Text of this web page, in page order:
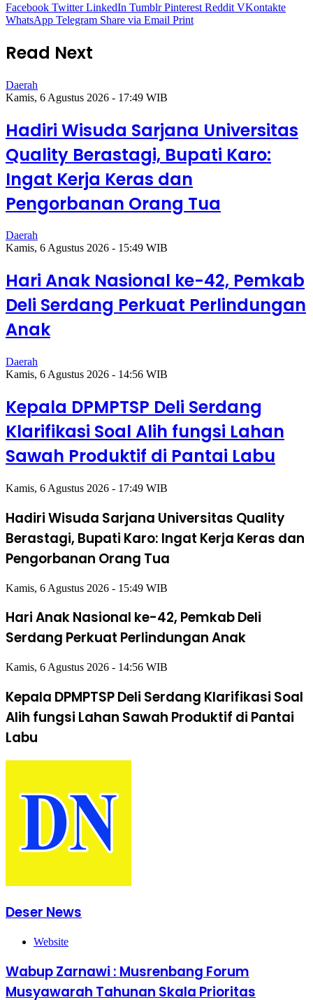
Facebook Twitter LinkedIn Tumblr Pinterest Reddit VKontakte
WhatsApp Telegram Share via Email Print
Read Next
Daerah
Kamis, 6 Agustus 2026 - 17:49 WIB
Hadiri Wisuda Sarjana Universitas
Quality Berastagi, Bupati Karo:
Ingat Kerja Keras dan
Pengorbanan Orang Tua
Daerah
Kamis, 6 Agustus 2026 - 15:49 WIB
Hari Anak Nasional ke-42, Pemkab
Deli Serdang Perkuat Perlindungan
Anak
Daerah
Kamis, 6 Agustus 2026 - 14:56 WIB
Kepala DPMPTSP Deli Serdang
Klarifikasi Soal Alih fungsi Lahan
Sawah Produktif di Pantai Labu
Kamis, 6 Agustus 2026 - 17:49 WIB
Hadiri Wisuda Sarjana Universitas Quality
Berastagi, Bupati Karo: Ingat Kerja Keras dan
Pengorbanan Orang Tua
Kamis, 6 Agustus 2026 - 15:49 WIB
Hari Anak Nasional ke-42, Pemkab Deli
Serdang Perkuat Perlindungan Anak
Kamis, 6 Agustus 2026 - 14:56 WIB
Kepala DPMPTSP Deli Serdang Klarifikasi Soal
Alih fungsi Lahan Sawah Produktif di Pantai
Labu
Deser News
Website
Wabup Zarnawi : Musrenbang Forum
Musyawarah Tahunan Skala Prioritas